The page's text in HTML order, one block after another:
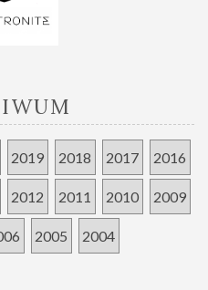
2019 2018 2017 2016
2012 2011 2010 2009
2005 2004